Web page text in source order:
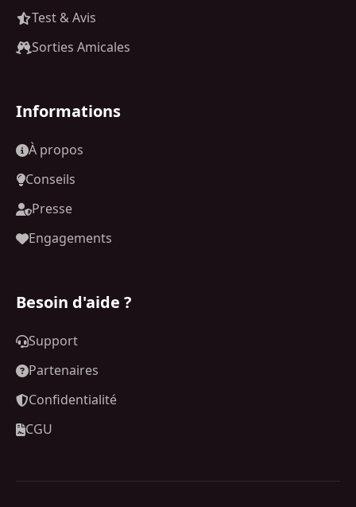
Test & Avis
Sorties Amicales
Informations
À propos
Conseils
Presse
Engagements
Besoin d'aide ?
Support
Partenaires
Confidentialité
CGU